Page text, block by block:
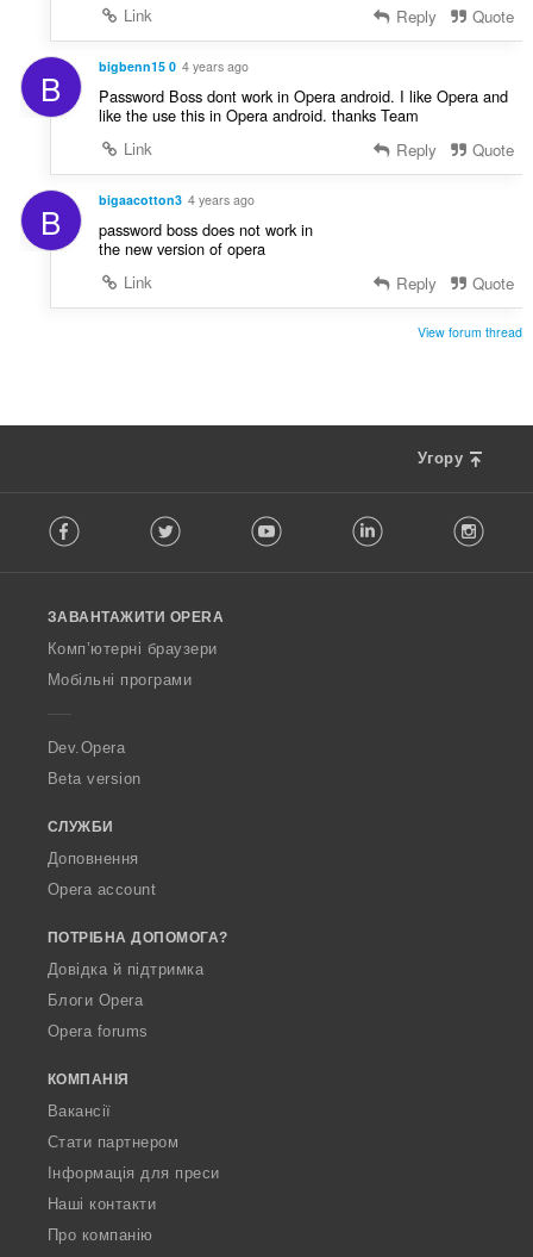
Link
Reply Quote
B bigbenn15 0 4 years ago
Password Boss dont work in Opera android. I like Opera and
like the use this in Opera android. thanks Team
Link
Reply Quote
B bigaacotton3 4 years ago
password boss does not work in
the new version of opera
Link
Reply Quote
View forum thread
Угору
o
w
O
p
a
Facebook Twitter Youtube LinkedIn
ЗАВАНТАЖИТИ OPERA
Комп’ютерні браузери
Мобільні програми
Dev.Opera
Beta version
СЛУЖБИ
Доповнення
Opera account
ПОТРІБНА ДОПОМОГА?
Довідка й підтримка
Блоги Opera
Opera forums
КОМПАНІЯ
Вакансії
Стати партнером
Інформація для преси
Наші контакти
Про компанію